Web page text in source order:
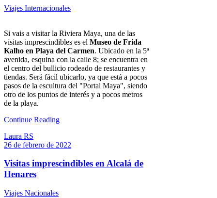
Viajes Internacionales
Si vais a visitar la Riviera Maya, una de las
visitas imprescindibles es el Museo de Frida
Kalho en Playa del Carmen. Ubicado en la 5ª
avenida, esquina con la calle 8; se encuentra en
el centro del bullicio rodeado de restaurantes y
tiendas. Será fácil ubicarlo, ya que está a pocos
pasos de la escultura del "Portal Maya", siendo
otro de los puntos de interés y a pocos metros
de la playa.
Continue Reading
Laura RS
26 de febrero de 2022
Visitas imprescindibles en Alcalá de
Henares
Viajes Nacionales